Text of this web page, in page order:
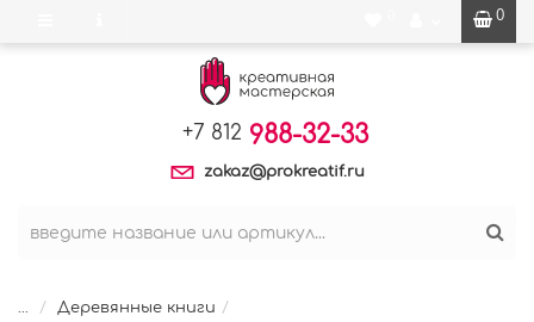
0
+7 812 988-32-33
zakaz@prokreatif.ru
...
Деревянные книги